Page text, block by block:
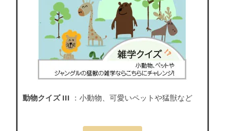
動物クイズ III ：小動物、可愛いペットや猛獣など